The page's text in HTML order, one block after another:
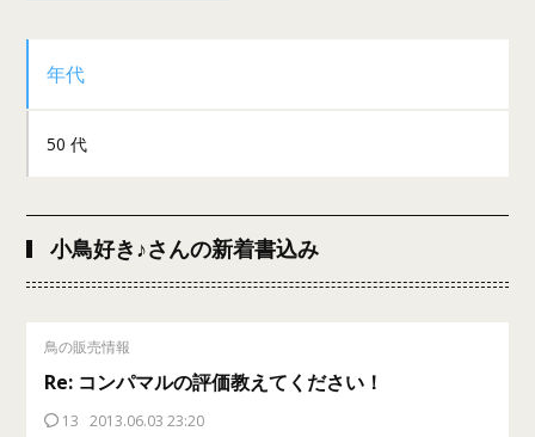
年代
50 代
小鳥好き♪さんの新着書込み
鳥の販売情報
Re: コンパマルの評価教えてください！
13 2013.06.03 23:20